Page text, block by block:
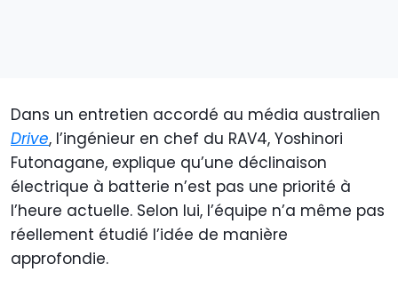
Dans un entretien accordé au média australien
Drive, l’ingénieur en chef du RAV4, Yoshinori
Futonagane, explique qu’une déclinaison
électrique à batterie n’est pas une priorité à
l’heure actuelle. Selon lui, l’équipe n’a même pas
réellement étudié l’idée de manière
approfondie.